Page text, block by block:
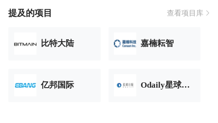
提及的项目 查看项目库
比特大陆 嘉楠耘智
亿邦国际 Odaily星球日报